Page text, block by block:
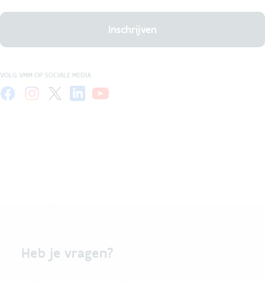
Inschrijven
VOLG VMM OP SOCIALE MEDIA
Heb je vragen?